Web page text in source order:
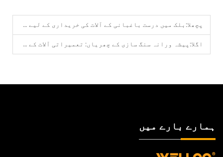
پچھلا: بلک میں درست باغبانی کے آلات کی خریداری کے لیے ٹھیکیدار کی چیک لسٹ
اگلا: پیشہ ورانہ سنگ سازی کے چھریاں: تعمیراتی آلات کے تقسیم کاروں کے لیے رہنمائی
ہمارے بارے میں